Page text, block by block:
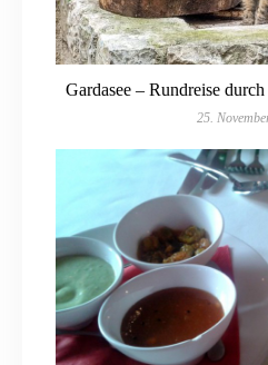
Gardasee – Rundreise
25.